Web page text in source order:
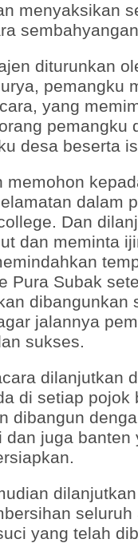
menyaksikan
diturunkan
pemangku
yang
pemangku
desa beserta
memohon
dalam
Dan
dan meminta
Pura Subak
dibangunkan
jalannya
sukses.
dilanjutkan
di setiap pojok
dibangun
dan juga banten
yang telah